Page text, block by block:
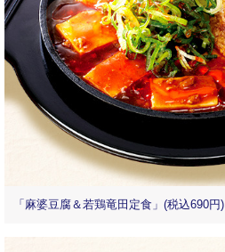
「麻婆豆腐＆若鶏竜田定食」(税込690円)